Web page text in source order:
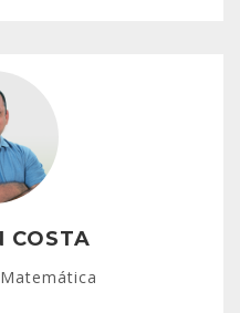
COSTA
COSTA
anos em colégios da
rede privada.
pré-vestibulares.